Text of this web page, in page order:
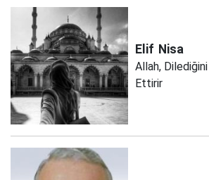
Elif Nisa
Allah,
Ettirir